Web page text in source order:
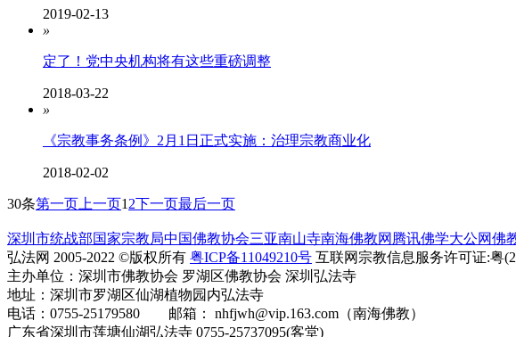
2019-02-13
»
定了！党中央机构将有这些重磅调整
2018-03-22
»
《宗教事务条例》2月1日正式实施：治理宗教商业化
2018-02-02
30条第一页 上一页1 2下一页最后一页
深圳市统战部国家宗教局中国佛教协会三亚南山寺南海佛教网 腾讯佛学大公网佛
弘法网 2005-2022 ©版权所有 粤ICP备11049210号 互联网宗教信息服务许可证:粤
主办单位：深圳市佛教协会 罗湖区佛教协会 深圳弘法寺
地址：深圳市罗湖区仙湖植物园内弘法寺
电话：0755-25179580 邮箱： nhfjwh@vip.163.com（南海佛教）
广东省深圳市莲塘仙湖弘法寺 0755-25737095(客堂)